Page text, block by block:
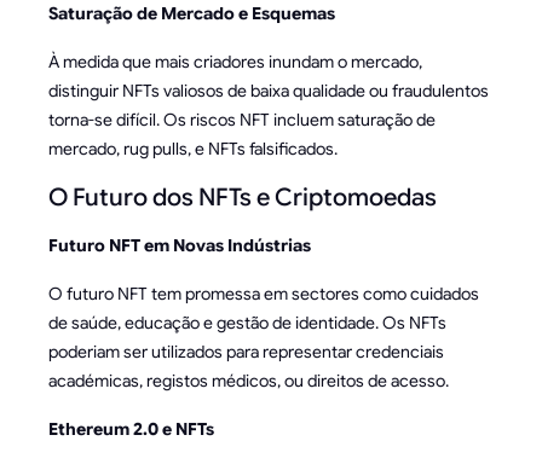
Saturação de Mercado e Esquemas
À medida que mais criadores inundam o mercado,
distinguir NFTs valiosos de baixa qualidade ou fraudulentos
torna-se difícil. Os riscos NFT incluem saturação de
mercado, rug pulls, e NFTs falsificados.
O Futuro dos NFTs e Criptomoedas
Futuro NFT em Novas Indústrias
O futuro NFT tem promessa em sectores como cuidados
de saúde, educação e gestão de identidade. Os NFTs
poderiam ser utilizados para representar credenciais
académicas, registos médicos, ou direitos de acesso.
Ethereum 2.0 e NFTs